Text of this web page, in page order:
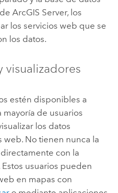
ArcGIS Server, los
los servicios web que se
los datos.
visualizadores
estén disponibles a
mayoría de usuarios
los datos
No tienen nunca la
con la
usuarios pueden
en mapas con